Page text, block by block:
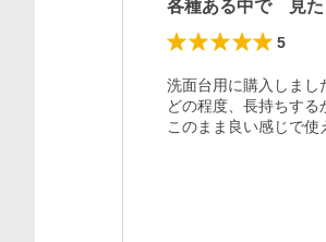
各種ある中で 見た
5
洗面台用に購入しまし
どの程度、長持ちする
このまま良い感じで使